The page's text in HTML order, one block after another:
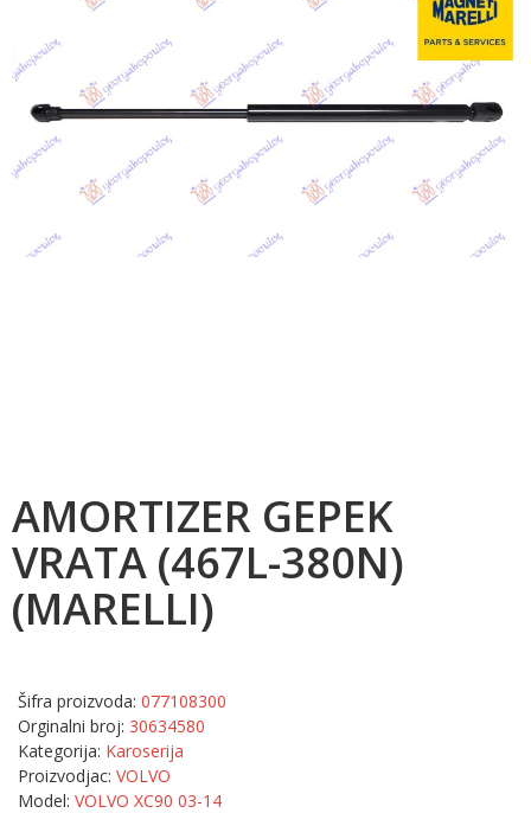
AMORTIZER GEPEK
VRATA (467L-380N)
(MARELLI)
Šifra proizvoda: 077108300
Orginalni broj: 30634580
Kategorija: Karoserija
Proizvodjac: VOLVO
Model: VOLVO XC90 03-14